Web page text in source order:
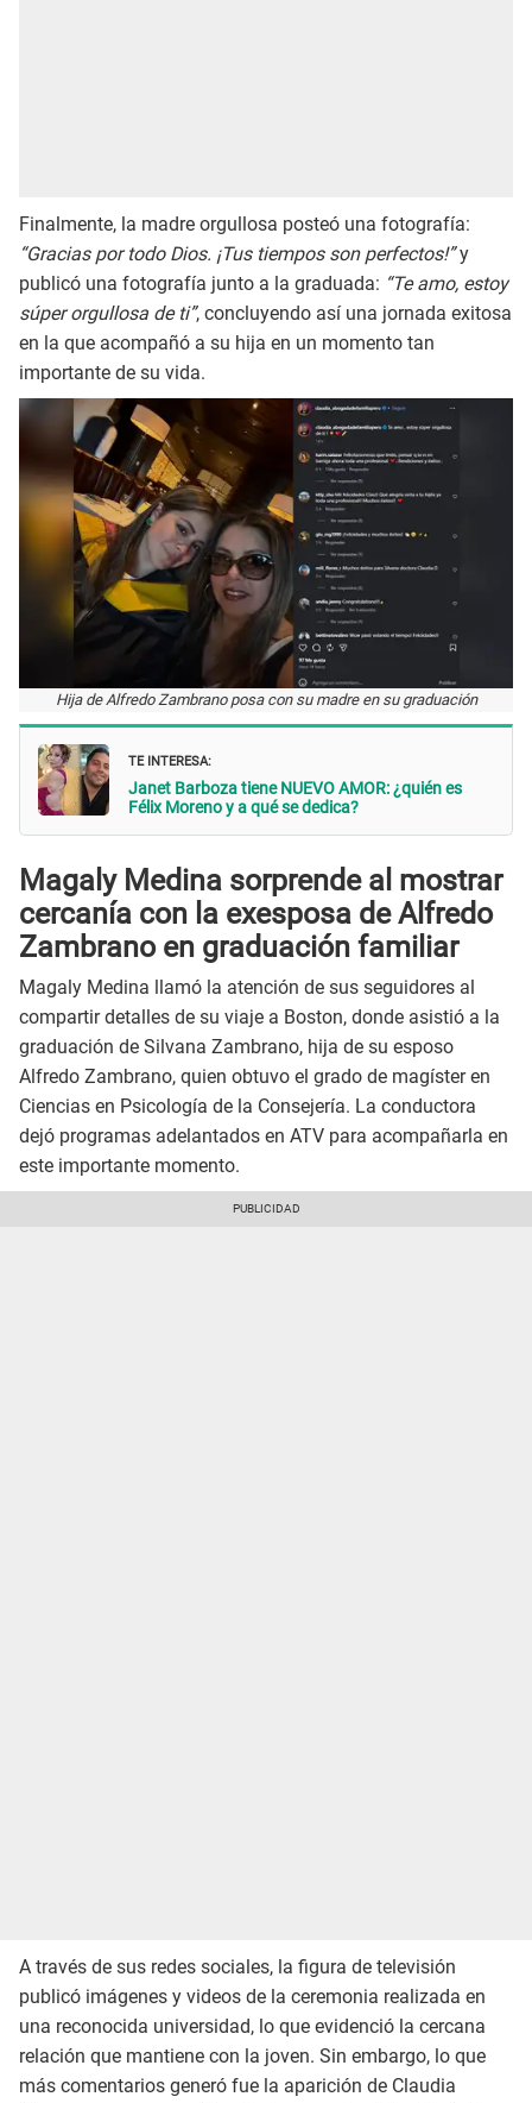
Finalmente, la madre orgullosa posteó una fotografía:
“Gracias por todo Dios. ¡Tus tiempos son perfectos!”y
publicó una fotografía junto a la graduada: “Te amo, estoy
súper orgullosa de ti”, concluyendo así una jornada exitosa
en la que acompañó a su hija en un momento tan
importante de su vida.
Hija de Alfredo Zambrano posa con su madre en su graduación
TE INTERESA:
Janet Barboza tiene NUEVO AMOR: ¿quién es
Félix Moreno y a qué se dedica?
Magaly Medina sorprende al mostrar
cercanía con la exesposa de Alfredo
Zambrano en graduación familiar
Magaly Medina llamó la atención de sus seguidores al
compartir detalles de su viaje a Boston, donde asistió a la
graduación de Silvana Zambrano, hija de su esposo
Alfredo Zambrano, quien obtuvo el grado de magíster en
Ciencias en Psicología de la Consejería. La conductora
dejó programas adelantados en ATV para acompañarla en
este importante momento.
A través de sus redes sociales, la figura de televisión
publicó imágenes y videos de la ceremonia realizada en
una reconocida universidad, lo que evidenció la cercana
relación que mantiene con la joven. Sin embargo, lo que
más comentarios generó fue la aparición de Claudia